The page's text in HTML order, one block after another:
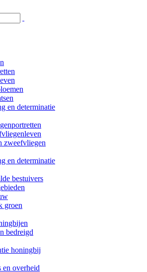
en determinatie
zweefvliegen
en determinatie
bestuivers
groen
bedreigd
honingbij
en overheid